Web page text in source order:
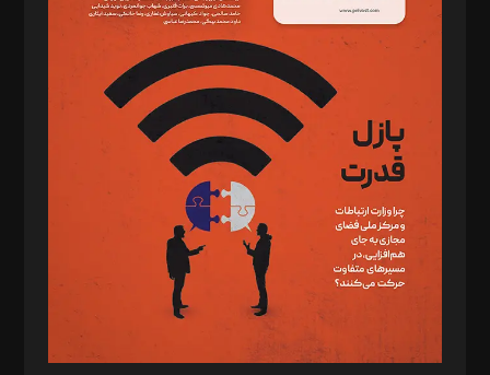
د‌بیر حقوق فناوری: حسام‌الدین ایپکچی
د‌بیر پیوست جهان: مینا پاکدل
د‌بیر تحریریه آنلاین: بابک نقاش
تحریریه‌: مجتبی محمود‌ی، آرش برهمند، یسنا امان‌پور، سروش کرمیان،
مصطفی مسجدی آرانی، ابوالفضل رجبی، زهرا فکرانه، فائزه فتحی
رستمی،مصطفی باستان
ویرایش: نگار استاد‌‌آقا
طراح یونیفرم: مجید توکلی
فیلمبرداری و عکاسی: امیر شفیعی، مانی لطفی زاده
گرافیک و صفحه‌آرایی: سید‌سبحان‌علی ثابت
مد‌یر توسعه تجاری: کامبیز برید‌
امور مالی: شاپور رهبری، محمد‌ کاظمی‌نیا